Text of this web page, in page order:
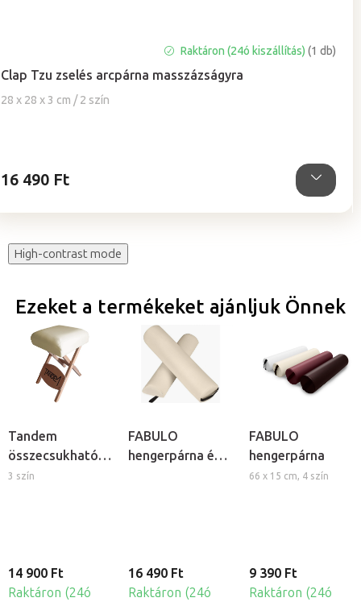
Clap Tzu zselés arcpárna masszázságyra
28 x 28 x 3 cm / 2 szín
termék
átlagos
értékelése
Raktáron (24ó kiszállítás)(1 db)
16 490 Ft
High-contrast mode
Ezeket a termékeket ajánljuk Önnek
Tandem
összecsukható
szék
3 szín
14 900 Ft
Raktáron (24ó
FABULO
hengerpárna és
16 490 Ft
Raktáron (24ó
FABULO
hengerpárna
66 x 15 cm, 4 szín
9 390 Ft
Raktáron (24ó